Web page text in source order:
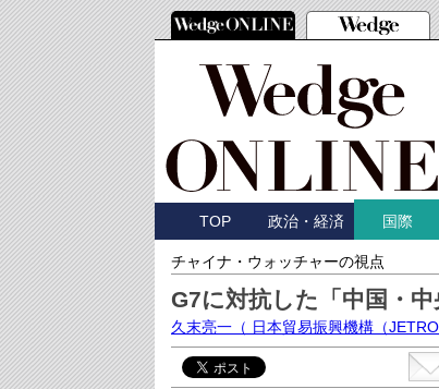
TOP 政治・経済 国際
チャイナ・ウォッチャーの視点
G7に対抗した「中国・
久末亮一 （ 日本貿易振興機構（